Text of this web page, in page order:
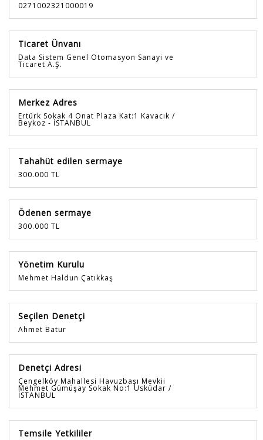
0271002321000019
Ticaret Ünvanı
Data Sistem Genel Otomasyon Sanayi ve
Ticaret A.Ş.
Merkez Adres
Ertürk Sokak 4 Onat Plaza Kat:1 Kavacık /
Beykoz - İSTANBUL
Tahahüt edilen sermaye
300.000 TL
Ödenen sermaye
300.000 TL
Yönetim Kurulu
Mehmet Haldun Çatıkkaş
Seçilen Denetçi
Ahmet Batur
Denetçi Adresi
Çengelköy Mahallesi Havuzbaşı Mevkii
Mehmet Gümüşay Sokak No:1 Üsküdar /
İSTANBUL
Temsile Yetkililer